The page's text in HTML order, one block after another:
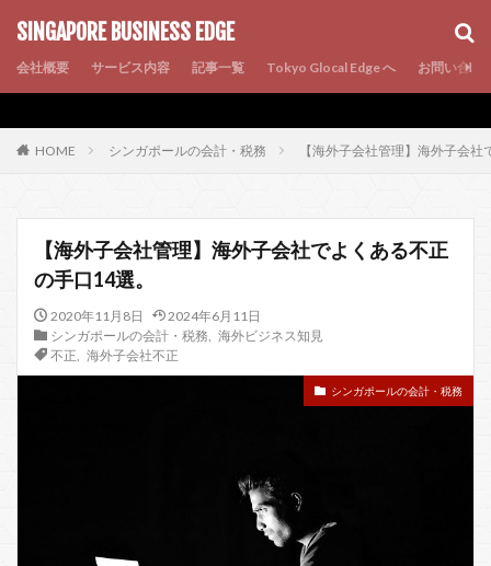
SINGAPORE BUSINESS EDGE
会社概要 サービス内容 記事一覧 Tokyo Glocal Edge へ お問い合わ
HOME シンガポールの会計・税務 【海外子会社管理】海外子会
【海外子会社管理】海外子会社でよくある不正
の手口14選。
2020年11月8日
2024年6月11日
シンガポールの会計・税務
海外ビジネス知見
不正
海外子会社不正
シンガポールの会計・税務
AMP SEO PWA